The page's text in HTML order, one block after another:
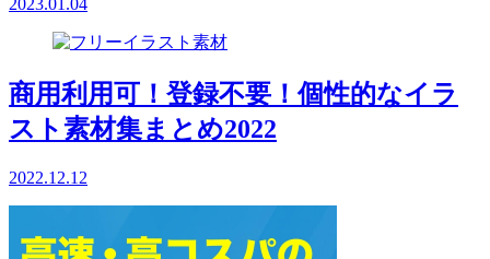
2023.01.04
商用利用可！登録不要！個性的なイラ
スト素材集まとめ2022
2022.12.12